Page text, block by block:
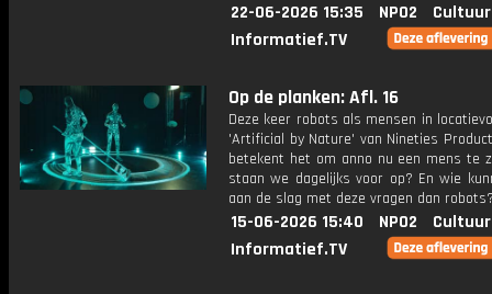
22-06-2026 15:35 NPO2
Informatief.TV
Op de planken: Afl. 16
Deze keer robots als mensen in
'Artificial by Nature' van Nineties
betekent het om anno nu een mens te
staan we dagelijks voor op? En wie
aan de slag met deze vragen dan
15-06-2026 15:40 NPO2
Informatief.TV